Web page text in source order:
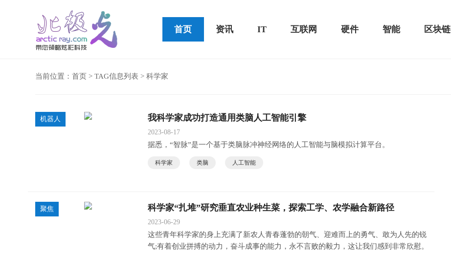
首页 资讯 IT 互联网 硬件 智能 区块链
当前位置： 首页 > TAG信息列表 > 科学家
机器人 我科学家成功打造通用类脑人工智能引擎
2023-08-17
据悉，“智脉”是一个基于类脑脉冲神经网络的人工智能与脑模拟计算平台。
科学家 类脑 人工智能
聚焦 科学家“扎堆”研究垂直农业种生菜，探索工学、农学融合新路径
2023-06-29
这些青年科学家的身上充满了新农人青春蓬勃的朝气、迎难而上的勇气、敢为人先的锐
气;有着创业拼搏的动力，奋斗成事的能力，永不言败的毅力，这让我们感到非常欣慰。
Cleer STAGE便携式蓝牙音箱测评-MacSources
屏